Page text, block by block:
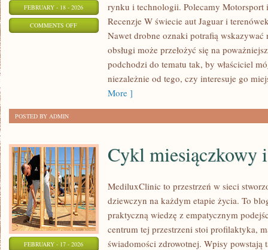
FEBRUARY - 18 - 2026
COMMENTS OFFON
SPORTOWE
rynku i technologii. Polecamy Motorsport
Recenzje W świecie aut Jaguar i
Nawet drobne oznaki potrafią wskazywać
obsługi może przełożyć się na
podchodzi do tematu tak, by właściciel
niezależnie od tego, czy interesuje go
More ]
POSTED BY ADMIN
FEBRUARY - 17 - 2026
Cykl miesiączkowy
MediluxClinic to przestrzeń w sieci
dziewczyn na każdym etapie życia. To
praktyczną wiedzę z empatycznym
centrum tej przestrzeni stoi profilaktyka,
świadomości zdrowotnej. Wpisy